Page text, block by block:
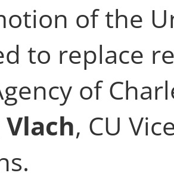
of the
to replace
of
, CU